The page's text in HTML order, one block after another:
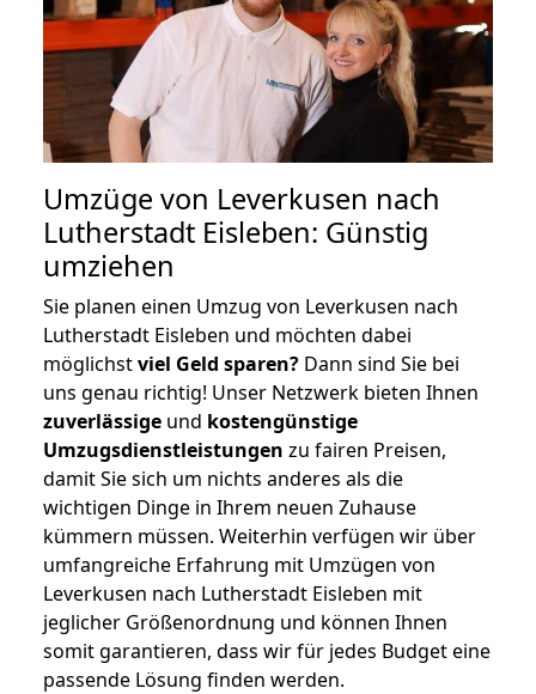
Umzüge von Leverkusen nach
Lutherstadt Eisleben: Günstig
umziehen
Sie planen einen Umzug von Leverkusen nach
Lutherstadt Eisleben und möchten dabei
möglichstviel Geld sparen? Dann sind Sie bei
uns genau richtig! Unser Netzwerk bieten Ihnen
zuverlässige und kostengünstige
Umzugsdienstleistungen zu fairen Preisen,
damit Sie sich um nichts anderes als die
wichtigen Dinge in Ihrem neuen Zuhause
kümmern müssen. Weiterhin verfügen wir über
umfangreiche Erfahrung mit Umzügen von
Leverkusen nach Lutherstadt Eisleben mit
jeglicher Größenordnung und können Ihnen
somit garantieren, dass wir für jedes Budget eine
passende Lösung finden werden.